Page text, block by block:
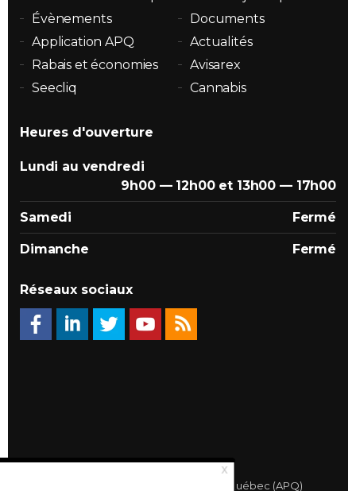
Évènements
Documents
Application APQ
Actualités
Rabais et économies
Avisarex
Seecliq
Cannabis
Heures d'ouverture
Lundi au vendredi
9h00 — 12h00 et 13h00 — 17h00
Samedi Fermé
Dimanche Fermé
Réseaux sociaux
© 2026 Association des Propriétaires du Québec (APQ)